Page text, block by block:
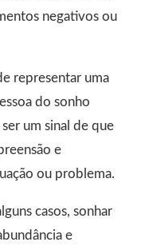
negativos ou
representar uma
do sonho
um sinal de que
e
ou problema.
casos, sonhar
e